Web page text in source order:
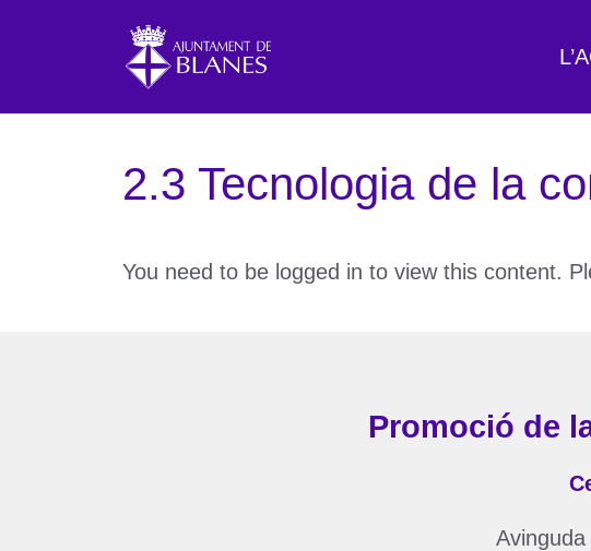
2.3 Tecnologia de la
You need to be logged in to view this content.
Promoció de